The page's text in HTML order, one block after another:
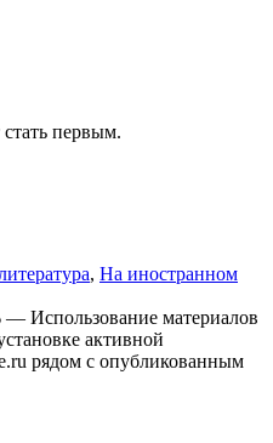
первым.
, На иностранном
материалов
активной
рядом с опубликованным